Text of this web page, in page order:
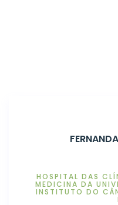
HOSPITAL DAS
MEDICINA DA
INSTITUTO DO